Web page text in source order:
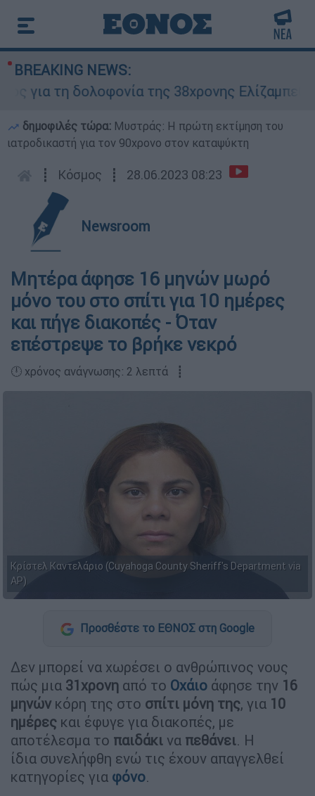
BREAKING NEWS:
τη δολοφονία της 38χρονης Ελίζαμπεθ
δημοφιλές τώρα: Μυστράς: Η πρώτη εκτίμηση του
ιατροδικαστή για τον 90χρονο στον καταψύκτη
┋ Κόσμος ┋ 28.06.2023 08:23
Newsroom
Μητέρα άφησε 16 μηνών μωρό
μόνο του στο σπίτι για 10 ημέρες
και πήγε διακοπές - Όταν
επέστρεψε το βρήκε νεκρό
🕛 χρόνος ανάγνωσης: 2 λεπτά ┋
Κρίστελ Καντελάριο (Cuyahoga County Sheriff's Department via
AP)
Προσθέστε το ΕΘΝΟΣ στη Google
Δεν μπορεί να χωρέσει ο ανθρώπινος νους
πώς μια 31χρονη από το Οχάιο άφησε την 16
μηνών κόρη της στο σπίτι μόνη της, για 10
ημέρες και έφυγε για διακοπές, με
αποτέλεσμα το παιδάκι να πεθάνει. Η
ίδια συνελήφθη ενώ τις έχουν απαγγελθεί
κατηγορίες για φόνο.